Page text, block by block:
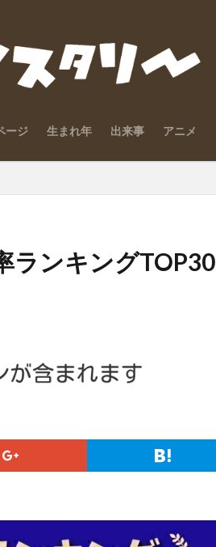
ージ 生まれ年 出来事 アニメ
ランキングTOP30